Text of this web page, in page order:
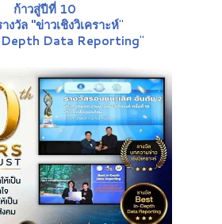
ก้าวสู่ปีที่ 10
งวัล "ข่าวเชิงวิเคราะห์"
Data Reporting"